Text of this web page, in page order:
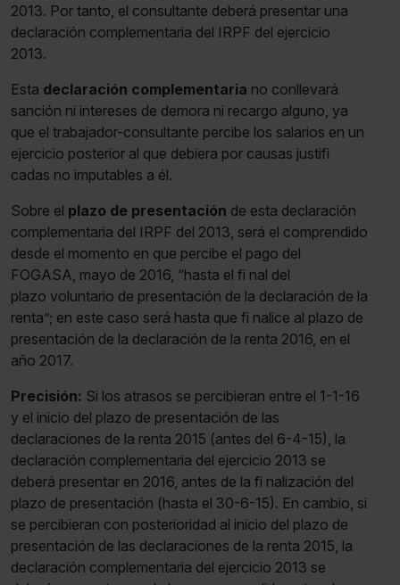
2013. Por tanto, el consultante deberá presentar una
declaración complementaria del IRPF del ejercicio
2013.
Esta declaración complementaria no conllevará
sanción ni intereses de demora ni recargo alguno, ya
que el trabajador-consultante percibe los salarios en un
ejercicio posterior al que debiera por causas justifi
cadas no imputables a él.
Sobre el plazo de presentación de esta declaración
complementaria del IRPF del 2013, será el comprendido
desde el momento en que percibe el pago del
FOGASA, mayo de 2016, “hasta el fi nal del
plazo voluntario de presentación de la declaración de la
renta”; en este caso será hasta que fi nalice al plazo de
presentación de la declaración de la renta 2016, en el
año 2017.
Precisión: Si los atrasos se percibieran entre el 1-1-16
y el inicio del plazo de presentación de las
declaraciones de la renta 2015 (antes del 6-4-15), la
declaración complementaria del ejercicio 2013 se
deberá presentar en 2016, antes de la fi nalización del
plazo de presentación (hasta el 30-6-15). En cambio, si
se percibieran con posterioridad al inicio del plazo de
presentación de las declaraciones de la renta 2015, la
declaración complementaria del ejercicio 2013 se